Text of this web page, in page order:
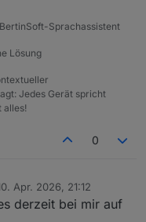
Sprachassistent
Lösung
Jedes Gerät spricht
alles!
0
Apr. 2026, 21:12
von
derzeit bei mir auf